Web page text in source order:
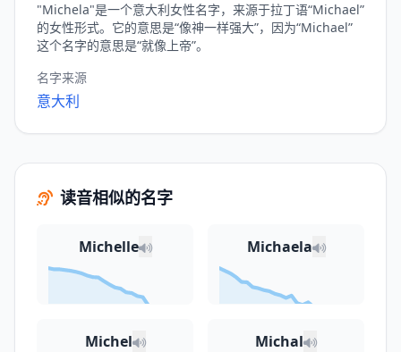
"Michela"是一个意大利女性名字，来源于拉丁语“Michael”
的女性形式。它的意思是“像神一样强大”，因为“Michael”
这个名字的意思是“就像上帝”。
名字来源
意大利
读音相似的名字
Michelle Michaela
Michel Michal